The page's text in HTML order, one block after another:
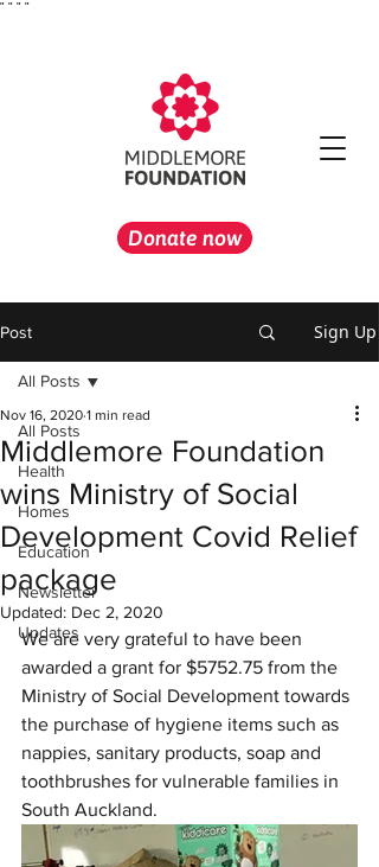
" " " "
Donate now
Post Sign Up
All Posts
Health
Homes
Education
Newsletter
Updates
All Posts
Middlemore Foundation
wins Ministry of Social
Development Covid Relief
package
Nov 16, 2020 1 min read
Updated: Dec 2, 2020
We are very grateful to have been
awarded a grant for $5752.75 from the
Ministry of Social Development towards
the purchase of hygiene items such as
nappies, sanitary products, soap and
toothbrushes for vulnerable families in
South Auckland.